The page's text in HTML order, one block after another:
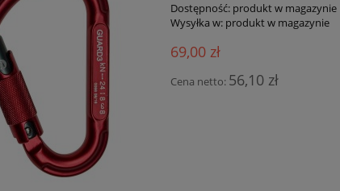
Dostępność: produkt w magazynie
Wysyłka w: produkt w magazynie
69,00 zł
Cena netto: 56,10 zł